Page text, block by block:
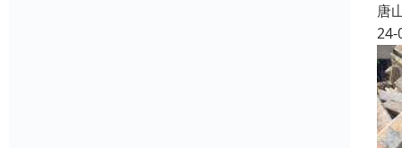
唐
24-